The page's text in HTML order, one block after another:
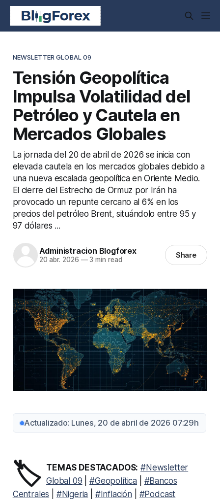
NEWSLETTER GLOBAL 09
Tensión Geopolítica
Impulsa Volatilidad del
Petróleo y Cautela en
Mercados Globales
La jornada del 20 de abril de 2026 se inicia con
elevada cautela en los mercados globales debido a
una nueva escalada geopolítica en Oriente Medio.
El cierre del Estrecho de Ormuz por Irán ha
provocado un repunte cercano al 6% en los
precios del petróleo Brent, situándolo entre 95 y
97 dólares ...
Administracion Blogforex
20 abr. 2026 —3 min read Share
Actualizado: Lunes, 20 de abril de 2026 07:29h
🏷️ TEMAS DESTACADOS: #Newsletter
Global 09 |#Geopolítica
#Bancos
Centrales
#Nigeria #Inflación #Podcast